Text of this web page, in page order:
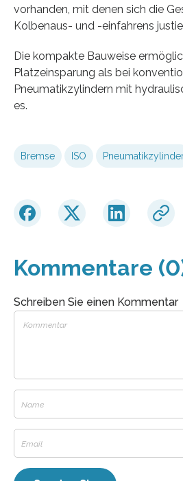
vorhanden, mit denen sich die
Kolbenaus- und -einfahrens
Die kompakte Bauweise
Platzeinsparung als bei
Pneumatikzylindern mit
es.
Bremse ISO
Kommentare
Schreiben Sie einen Kommentar